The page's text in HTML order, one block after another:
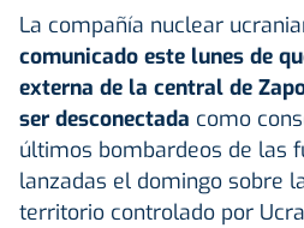
La compañía nuclear
comunicado este lunes de
externa de la central de
ser desconectada como
últimos bombardeos de las
lanzadas el domingo sobre
territorio controlado por